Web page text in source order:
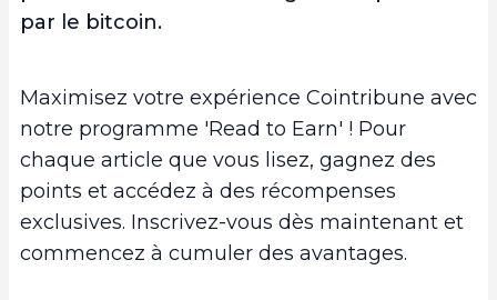
par le bitcoin.
Maximisez votre expérience Cointribune avec
notre programme 'Read to Earn' ! Pour
chaque article que vous lisez, gagnez des
points et accédez à des récompenses
exclusives. Inscrivez-vous dès maintenant et
commencez à cumuler des avantages.